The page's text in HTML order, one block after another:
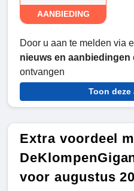
AANBIEDING
Door u aan te melden via
nieuws en aanbiedingen
ontvangen
Toon
Extra voordeel
voor augustus